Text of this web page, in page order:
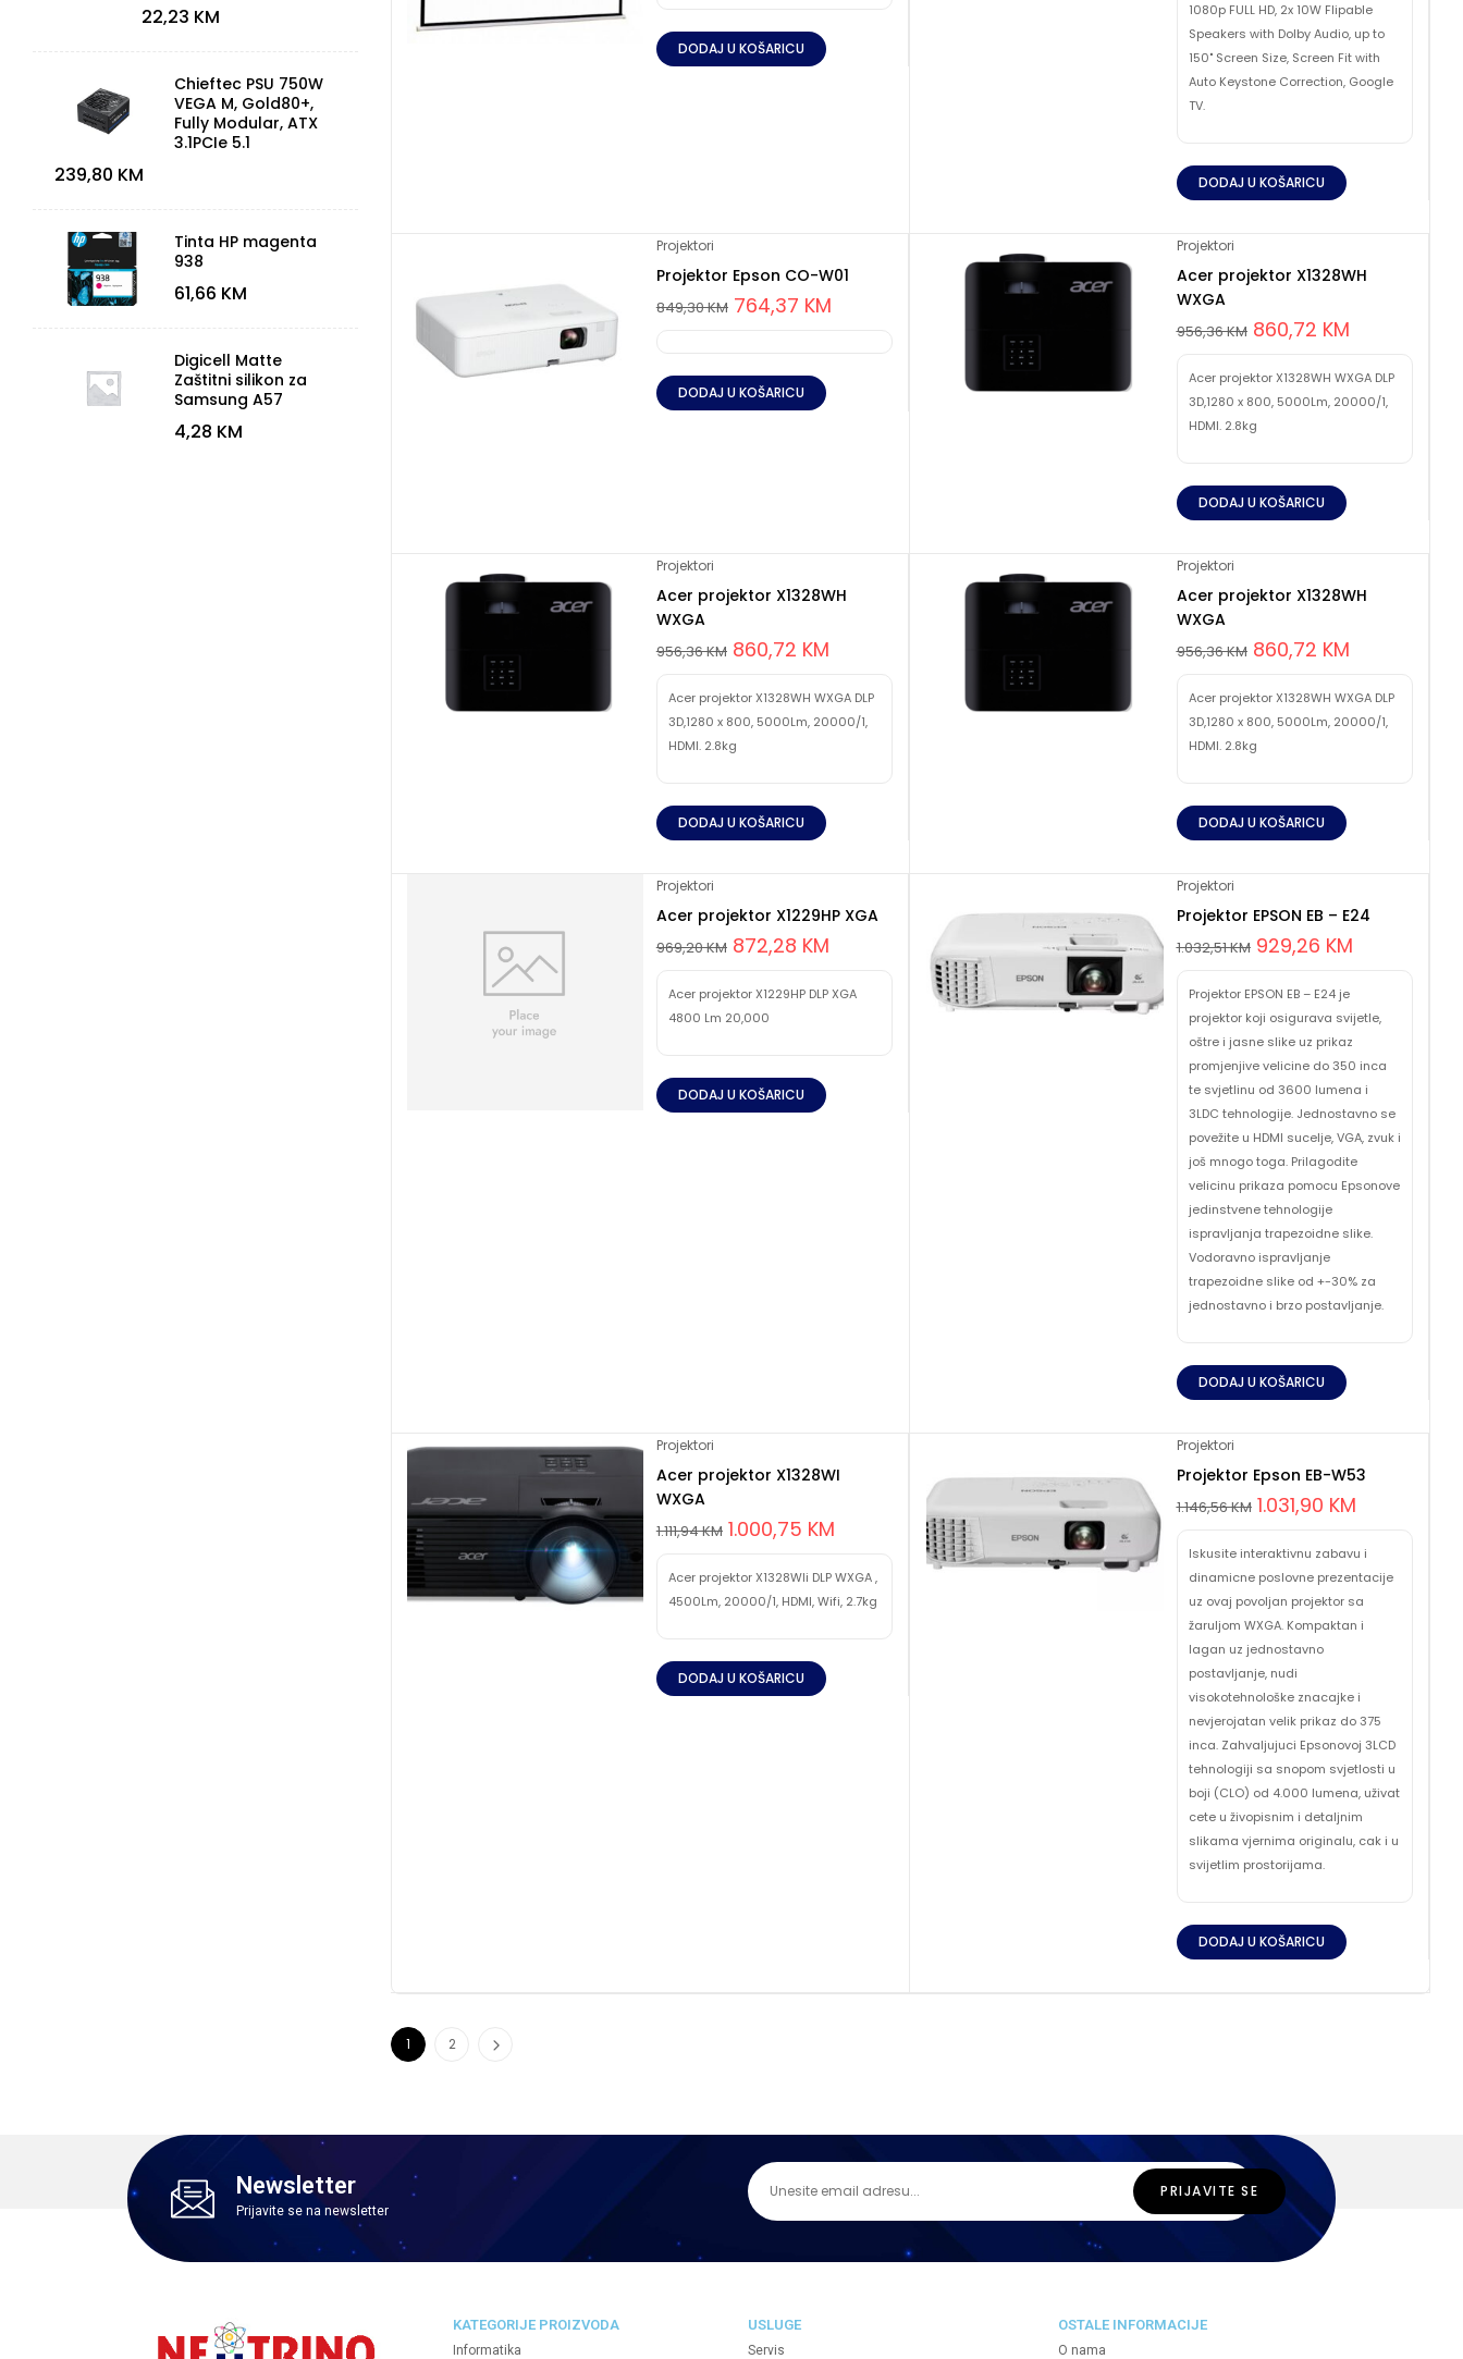
22,23 KM
Chieftec PSU 750W
VEGA M, Gold80+,
Fully Modular, ATX
3.1PCIe 5.1
239,80 KM
Tinta HP magenta
938
61,66 KM
Digicell Matte
Zaštitni silikon za
Samsung A57
4,28 KM
DODAJ U KOŠARICU
1080p FULL HD, 2x 10W Flipable
Speakers with Dolby Audio, up to
150" Screen Size, Screen Fit with
Auto Keystone Correction, Google
TV.
DODAJ U KOŠARICU
Projektori
Projektor Epson CO-W01
849,30KM 764,37 KM
DODAJ U KOŠARICU
Projektori
Acer projektor X1328WH
WXGA
956,36KM 860,72 KM
Acer projektor X1328WH WXGA DLP
3D,1280 x 800, 5000Lm, 20000/1,
HDMI. 2.8kg
DODAJ U KOŠARICU
Projektori
Acer projektor X1328WH
WXGA
956,36KM 860,72 KM
Acer projektor X1328WH WXGA DLP
3D,1280 x 800, 5000Lm, 20000/1,
HDMI. 2.8kg
DODAJ U KOŠARICU
Projektori
Acer projektor X1328WH
WXGA
956,36KM 860,72 KM
Acer projektor X1328WH WXGA DLP
3D,1280 x 800, 5000Lm, 20000/1,
HDMI. 2.8kg
DODAJ U KOŠARICU
Projektori
Acer projektor X1229HP XGA
969,20KM 872,28 KM
Acer projektor X1229HP DLP XGA
4800 Lm 20,000
DODAJ U KOŠARICU
Projektori
Projektor EPSON EB – E24
1.032,51KM 929,26 KM
Projektor EPSON EB – E24 je
projektor koji osigurava svijetle,
oštre i jasne slike uz prikaz
promjenjive velicine do 350 inca
te svjetlinu od 3600 lumena i
3LDC tehnologije. Jednostavno se
povežite u HDMI sucelje, VGA, zvuk i
još mnogo toga. Prilagodite
velicinu prikaza pomocu Epsonove
jedinstvene tehnologije
ispravljanja trapezoidne slike.
Vodoravno ispravljanje
trapezoidne slike od +-30% za
jednostavno i brzo postavljanje.
DODAJ U KOŠARICU
Projektori
Acer projektor X1328WI
WXGA
1.111,94KM 1.000,75 KM
Acer projektor X1328WIi DLP WXGA ,
4500Lm, 20000/1, HDMI, Wifi, 2.7kg
DODAJ U KOŠARICU
Projektori
Projektor Epson EB-W53
1.146,56KM 1.031,90 KM
Iskusite interaktivnu zabavu i
dinamicne poslovne prezentacije
uz ovaj povoljan projektor sa
žaruljom WXGA. Kompaktan i
lagan uz jednostavno
postavljanje, nudi
visokotehnološke znacajke i
nevjerojatan velik prikaz do 375
inca. Zahvaljujuci Epsonovoj 3LCD
tehnologiji sa snopom svjetlosti u
boji (CLO) od 4.000 lumena, uživat
cete u živopisnim i detaljnim
slikama vjernima originalu, cak i u
svijetlim prostorijama.
DODAJ U KOŠARICU
1 2
Newsletter
Prijavite se na newsletter
KATEGORIJE PROIZVODA
Informatika
USLUGE
Servis
OSTALE INFORMACIJE
O nama